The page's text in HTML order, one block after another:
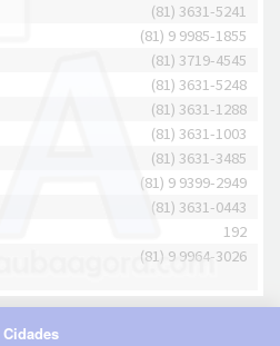
(81) 3631-5241
(81) 9 9985-1855
(81) 3719-4545
(81) 3631-5248
(81) 3631-1288
(81) 3631-1003
(81) 3631-3485
(81) 9 9399-2949
(81) 3631-0443
192
(81) 9 9964-3026
Cidades